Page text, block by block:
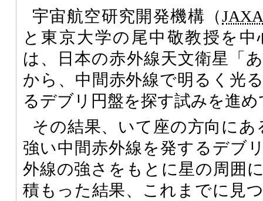
宇宙航空研究開発機構（
と東京大学の尾中敬教授を
は、日本の赤外線天文衛星「
から、中間赤外線で明るく光
るデブリ円盤を探す試みを進
その結果、いて座の方向にあ
強い中間赤外線を発するデブ
外線の強さをもとに星の周囲
積もった結果、これまでに見